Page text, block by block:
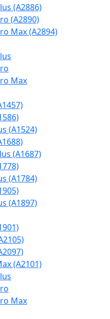
(A2886)
(A2890)
Max (A2894)
Max
(A1524)
(A1687)
(A1784)
(A1897)
(A2101)
Max